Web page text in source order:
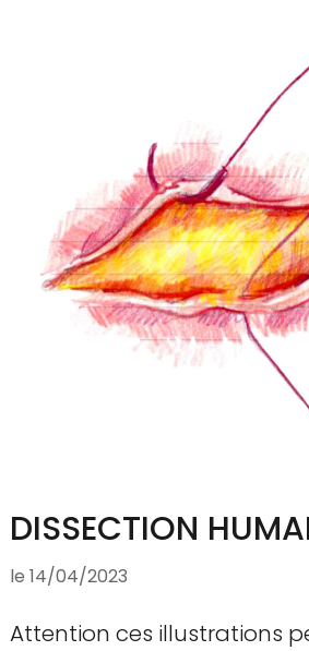
DISSECTION
le 14/04/2023
Attention ces illustrations